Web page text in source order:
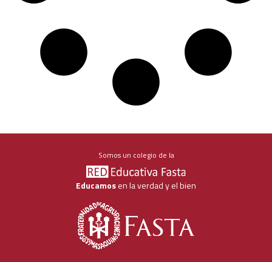
Somos un colegio de la
Educamosen la verdad y el bien